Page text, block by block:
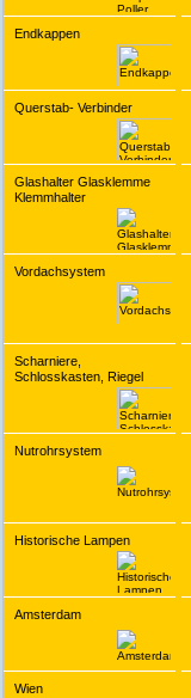
Endkappen
Querstab- Verbinder
Glashalter Glasklemme
Klemmhalter
Vordachsystem
Scharniere,
Schlosskasten, Riegel
Nutrohrsystem
Historische Lampen
Amsterdam
Wien